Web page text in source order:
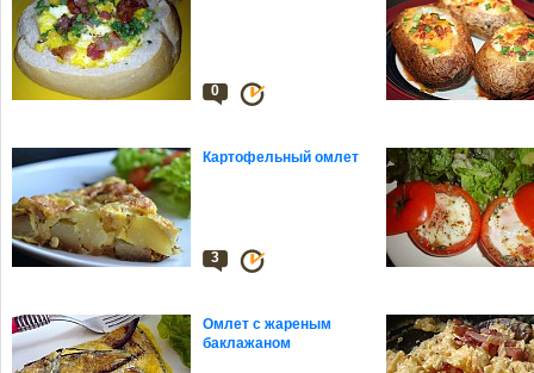
0
Картофельный омлет
3
Омлет с жареным
баклажаном